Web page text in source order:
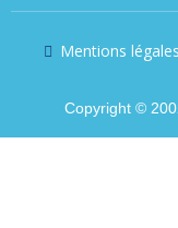
Copyright ©
Mentions